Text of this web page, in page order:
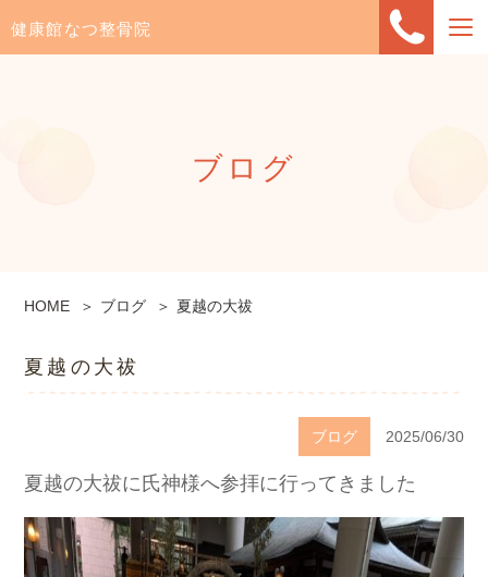
健康館なつ整骨院
ブログ
HOME ブログ 夏越の大祓
夏越の大祓
ブログ 2025/06/30
夏越の大祓に氏神様へ参拝に行ってきました